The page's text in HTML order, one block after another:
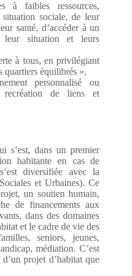
à faibles ressources,
sociale, de leur
santé, d’accéder à un
leur situation et leurs
à tous, en privilégiant
quartiers équilibrés »,
personnalisé ou
de liens et
s’est, dans un premier
habitante en cas de
diversifiée avec la
et Urbaines). Ce
un soutien humain,
de financements aux
dans des domaines
et le cadre de vie des
seniors, jeunes,
médiation. C’est
projet d’habitat que